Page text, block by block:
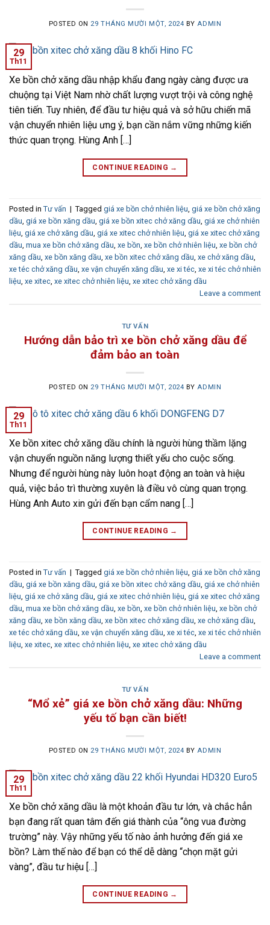
POSTED ON 29 THÁNG MƯỜI MỘT, 2024 BYADMIN
29
Th11
Xe bồn chở xăng dầu nhập khẩu đang ngày càng được ưa
chuộng tại Việt Nam nhờ chất lượng vượt trội và công nghệ
tiên tiến. Tuy nhiên, để đầu tư hiệu quả và sở hữu chiến mã
vận chuyển nhiên liệu ưng ý, bạn cần nắm vững những kiến
thức quan trọng. Hùng Anh […]
CONTINUE READING →
Posted in Tư vấn | Tagged giá xe bồn chở nhiên liệu giá xe bồn chở xăng
dầu giá xe bồn xăng dầu giá xe bồn xitec chở xăng dầu giá xe chở nhiên
liệu giá xe chở xăng dầu giá xe xitec chở nhiên liệu giá xe xitec chở xăng
dầu mua xe bồn chở xăng dầu xe bồn xe bồn chở nhiên liệu xe bồn chở
xăng dầu xe bồn xăng dầu xe bồn xitec chở xăng dầu xe chở xăng dầu
xe téc chở xăng dầu xe vận chuyển xăng dầu xe xi téc xe xi téc chở nhiên
liệu xe xitec xe xitec chở nhiên liệu xe xitec chở xăng dầu
Leave a comment
TƯ VẤN
Hướng dẫn bảo trì xe bồn chở xăng dầu để
đảm bảo an toàn
POSTED ON 29 THÁNG MƯỜI MỘT, 2024 BYADMIN
29
Th11
Xe bồn xitec chở xăng dầu chính là người hùng thầm lặng
vận chuyển nguồn năng lượng thiết yếu cho cuộc sống.
Nhưng để người hùng này luôn hoạt động an toàn và hiệu
quả, việc bảo trì thường xuyên là điều vô cùng quan trọng.
Hùng Anh Auto xin gửi đến bạn cẩm nang […]
CONTINUE READING →
Posted in Tư vấn | Tagged giá xe bồn chở nhiên liệu giá xe bồn chở xăng
dầu giá xe bồn xăng dầu giá xe bồn xitec chở xăng dầu giá xe chở nhiên
liệu giá xe chở xăng dầu giá xe xitec chở nhiên liệu giá xe xitec chở xăng
dầu mua xe bồn chở xăng dầu xe bồn xe bồn chở nhiên liệu xe bồn chở
xăng dầu xe bồn xăng dầu xe bồn xitec chở xăng dầu xe chở xăng dầu
xe téc chở xăng dầu xe vận chuyển xăng dầu xe xi téc xe xi téc chở nhiên
liệu xe xitec xe xitec chở nhiên liệu xe xitec chở xăng dầu
Leave a comment
TƯ VẤN
“Mổ xẻ” giá xe bồn chở xăng dầu: Những
yếu tố bạn cần biết!
POSTED ON 29 THÁNG MƯỜI MỘT, 2024 BYADMIN
29
Th11
Xe bồn chở xăng dầu là một khoản đầu tư lớn, và chắc hẳn
bạn đang rất quan tâm đến giá thành của “ông vua đường
trường” này. Vậy những yếu tố nào ảnh hưởng đến giá xe
bồn? Làm thế nào để bạn có thể dễ dàng “chọn mặt gửi
vàng”, đầu tư hiệu […]
CONTINUE READING →